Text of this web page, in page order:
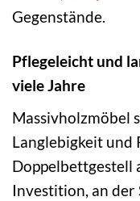
Gegenstände.
Pflegeleicht und
viele Jahre
Massivholzmöbel
Langlebigkeit und
Doppelbettgestell
Investition, an der